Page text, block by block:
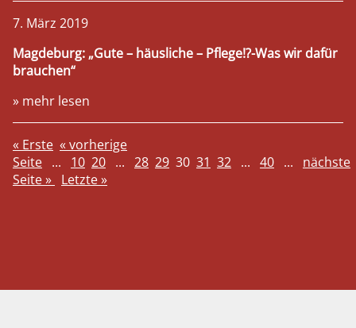
SPENDEN
7. März 2019
Magdeburg: „Gute – häusliche – Pflege!?-Was wir dafür
brauchen“
» mehr lesen
« Erste « vorherige
Seite ... 10 20 ... 28 29 30 31 32 ... 40 ...
nächste
Seite » Letzte »